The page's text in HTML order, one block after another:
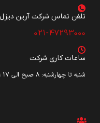
تلفن تماس شرکت آرین دیزل​
021-47293000
ساعات کاری شرکت
شنبه تا چهارشنبه: ۸ صبح الی 17 عصر